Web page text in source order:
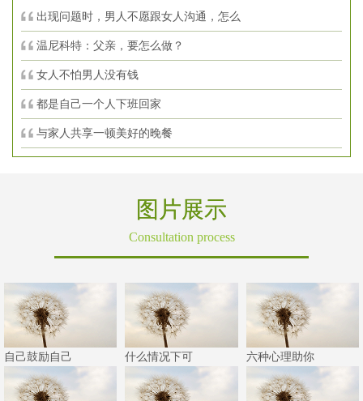
出现问题时，男人不愿跟女人沟通，怎么
温尼科特：父亲，要怎么做？
女人不怕男人没有钱
都是自己一个人下班回家
与家人共享一顿美好的晚餐
图片展示
Consultation process
自己鼓励自己 什么情况下可 六种心理助你